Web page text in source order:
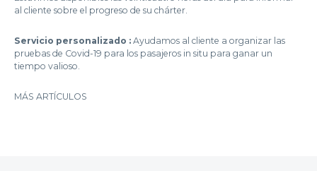
al cliente sobre el progreso de su chárter.
Servicio personalizado : Ayudamos al cliente a organizar las
pruebas de Covid-19 para los pasajeros in situ para ganar un
tiempo valioso.
MÁS ARTÍCULOS